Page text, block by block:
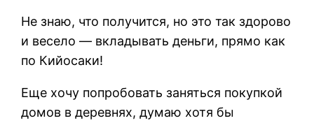
Не знаю, что получится, но это так здорово
и весело — вкладывать деньги, прямо как
по Кийосаки!
Еще хочу попробовать заняться покупкой
домов в деревнях, думаю хотя бы